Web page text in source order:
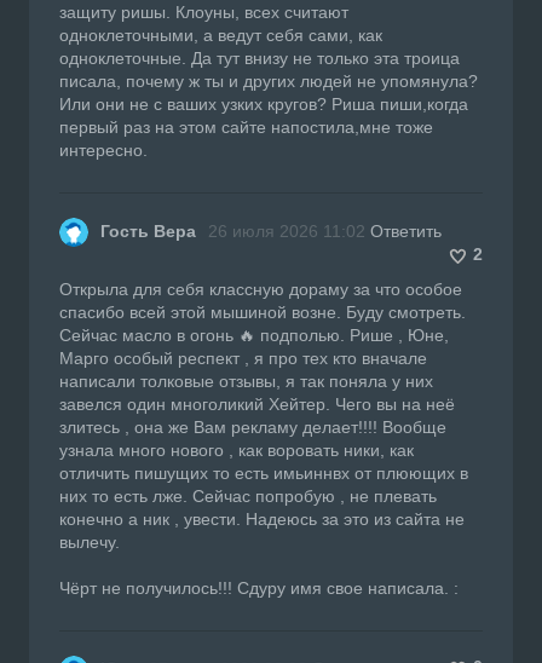
защиту ришы. Клоуны, всех считают
одноклеточными, а ведут себя сами, как
одноклеточные. Да тут внизу не только эта троица
писала, почему ж ты и других людей не упомянула?
Или они не с ваших узких кругов? Риша пиши,когда
первый раз на этом сайте напостила,мне тоже
интересно.
Гость Вера 26 июля 2026 11:02 Ответить
2
Открыла для себя классную дораму за что особое
спасибо всей этой мышиной возне. Буду смотреть.
Сейчас масло в огонь 🔥 подполью. Рише , Юне,
Марго особый респект , я про тех кто вначале
написали толковые отзывы, я так поняла у них
завелся один многоликий Хейтер. Чего вы на неё
злитесь , она же Вам рекламу делает!!!! Вообще
узнала много нового , как воровать ники, как
отличить пишущих то есть имьиннвх от плюющих в
них то есть лже. Сейчас попробую , не плевать
конечно а ник , увести. Надеюсь за это из сайта не
вылечу.
Чёрт не получилось!!! Сдуру имя свое написала. :